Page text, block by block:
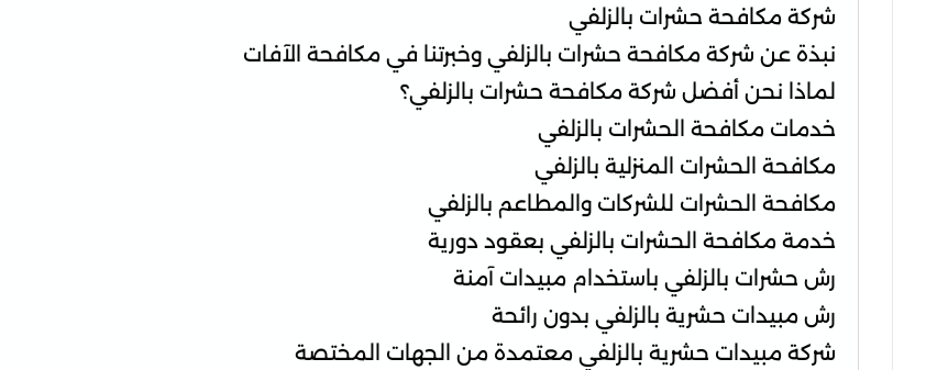
شركة مكافحة حشرات بالزلفي
نبذة عن شركة مكافحة حشرات بالزلفي وخبرتنا في مكافحة الآفات
لماذا نحن أفضل شركة مكافحة حشرات بالزلفي؟
خدمات مكافحة الحشرات بالزلفي
مكافحة الحشرات المنزلية بالزلفي
مكافحة الحشرات للشركات والمطاعم بالزلفي
خدمة مكافحة الحشرات بالزلفي بعقود دورية
رش حشرات بالزلفي باستخدام مبيدات آمنة
رش مبيدات حشرية بالزلفي بدون رائحة
شركة مبيدات حشرية بالزلفي معتمدة من الجهات المختصة